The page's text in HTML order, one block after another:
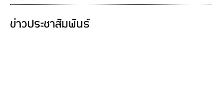
ข่าวประชาสัมพันธ์